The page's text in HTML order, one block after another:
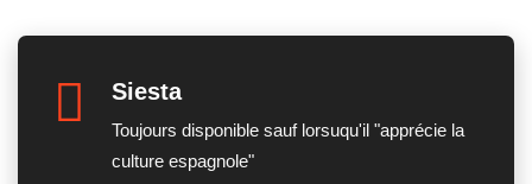
Siesta
Toujours disponible sauf lorsuqu'il "apprécie la
culture espagnole"